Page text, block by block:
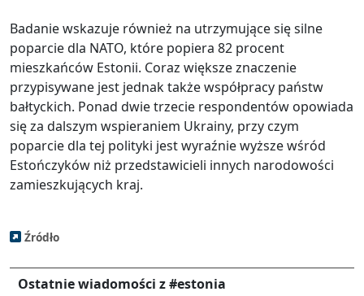
Badanie wskazuje również na utrzymujące się silne
poparcie dla NATO, które popiera 82 procent
mieszkańców Estonii. Coraz większe znaczenie
przypisywane jest jednak także współpracy państw
bałtyckich. Ponad dwie trzecie respondentów opowiada
się za dalszym wspieraniem Ukrainy, przy czym
poparcie dla tej polityki jest wyraźnie wyższe wśród
Estończyków niż przedstawicieli innych narodowości
zamieszkujących kraj.
Źródło
Ostatnie wiadomości z #estonia